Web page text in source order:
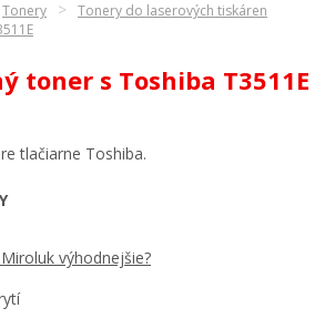
Tonery
Tonery do laserových tiskáren
toner s Toshiba T3511E
výhodnejšie?
tlačiarne Toshiba.